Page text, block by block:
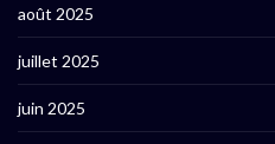
août 2025
juillet 2025
juin 2025